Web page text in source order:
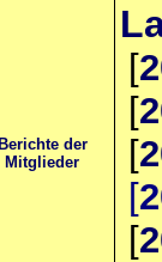
der
Mitglieder
[
[
[
[
[